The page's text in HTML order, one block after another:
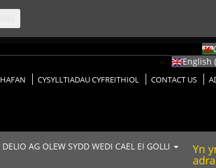
English (
HAFAN CYSYLLTIADAU CYFREITHIOL CONTACT US
DELIO AG OLEW SYDD WEDI CAEL EI GOLLI Yn